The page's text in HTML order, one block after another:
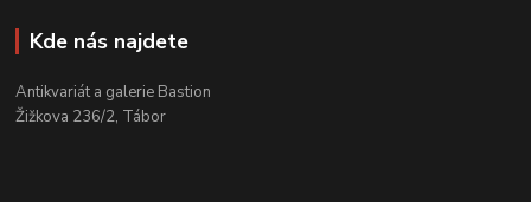
Kde nás najdete
Antikvariát a galerie Bastion
Žižkova 236/2, Tábor